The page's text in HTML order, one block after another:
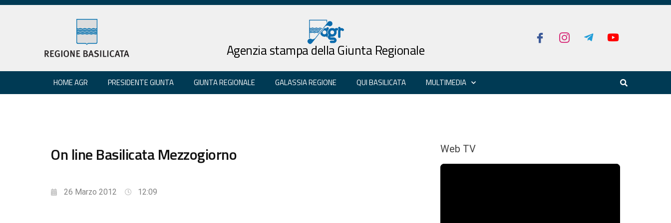
Agenzia stampa della Giunta Regionale
HOME AGR PRESIDENTE GIUNTA GIUNTA REGIONALE GALASSIA REGIONE QUI BASILICATA MULTIMEDIA
On line Basilicata Mezzogiorno
26 Marzo 2012 12:09
Web TV